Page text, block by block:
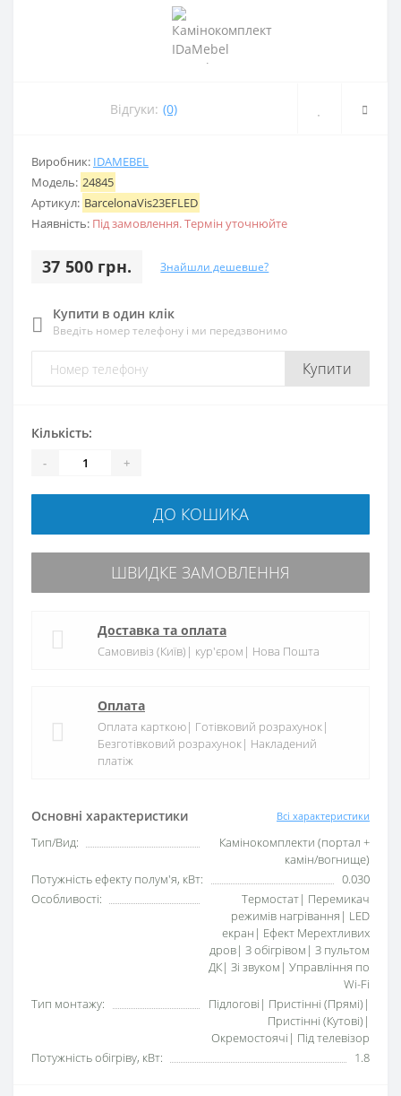
Відгуки: (0)
Виробник: IDAMEBEL
Модель: 24845
Артикул: BarcelonaVis23EFLED
Наявність: Під замовлення. Термін уточнюйте
37 500 грн. Знайшли дешевше?
Купити в один клік
Введіть номер телефону і ми передзвонимо
Купити
Основні характеристики Всі характеристики
Тип/Вид:
Камінокомплекти (портал +
камін/вогнище)
Потужність ефекту полум'я, кВт:
0.030
Особливості:
Термостат| Перемикач
режимів нагрівання| LED
екран| Ефект Мерехтливих
дров| З обігрівом| З пультом
ДК| Зі звуком| Управління по
Wi-Fi
Тип монтажу:
Підлогові| Пристінні (Прямі)|
Пристінні (Кутові)|
Окремостоячі| Під телевізор
Потужність обігріву, кВт:
1.8
Кількість:
- +
ДО КОШИКА
ШВИДКЕ ЗАМОВЛЕННЯ
Доставка та оплата
Самовивіз (Київ)| кур'єром| Нова Пошта
Оплата
Оплата карткою| Готівковий розрахунок|
Безготівковий розрахунок| Накладений
платіж